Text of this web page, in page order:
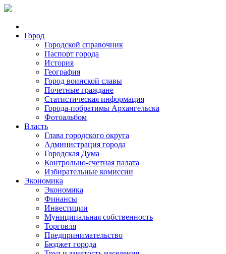
Город
Городской справочник
Паспорт города
История
География
Город воинской славы
Почетные граждане
Статистическая информация
Города-побратимы Архангельска
Фотоальбом
Власть
Глава городского округа
Администрация города
Городская Дума
Контрольно-счетная палата
Избирательные комиссии
Экономика
Экономика
Финансы
Инвестиции
Муниципальная собственность
Торговля
Предпринимательство
Бюджет города